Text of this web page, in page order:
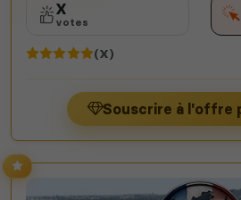
X
votes
(X)
Souscrire à l'offre